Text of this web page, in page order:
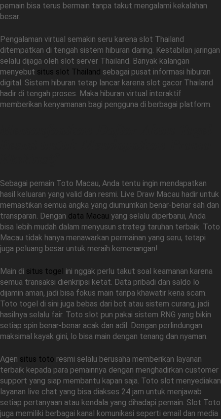
pemain bisa terus bermain tanpa takut mengalami kekalahan
besar.
Pengalaman virtual semakin seru karena slot Thailand
ditempatkan di tengah sistem hiburan daring. Kestabilan jaringan
selalu dijaga oleh slot server Thailand. Banyak kalangan
menyebut situs slot Thailand sebagai pusat informasi hiburan
digital. Sistem hiburan tetap lancar karena slot gacor Thailand
hadir di tengah proses. Maka hiburan virtual interaktif
memberikan kenyamanan bagi pengguna di berbagai platform.
Sebagai pemain Toto Macau, Anda tentu ingin mendapatkan
hasil keluaran yang valid dan resmi. Live Draw Macau hadir untuk
memastikan semua angka yang diumumkan benar-benar sah dan
transparan. Dengan data Macau yang selalu diperbarui, Anda
bisa lebih mudah dalam menyusun strategi taruhan terbaik. Toto
Macau tidak hanya menawarkan permainan yang seru, tetapi
juga peluang besar untuk meraih kemenangan!
Main di situs togel ini nggak perlu takut soal keamanan karena
semua transaksi dienkripsi ketat. Data pribadi dan saldo lo
dijamin aman, jadi bisa fokus main tanpa khawatir kena scam.
Toto togel di sini juga bebas dari bot atau sistem curang, jadi
hasilnya selalu fair. Toto slot pun pakai sistem RNG yang bikin
setiap spin benar-benar acak dan adil. Dengan perlindungan
maksimal kayak gini, lo bisa main dengan tenang dan nyaman.
Agen situs toto resmi selalu berusaha memberikan layanan
terbaik kepada para pemainnya dengan menghadirkan customer
support yang siap membantu kapan saja. Toto slot menyediakan
layanan live chat yang bisa diakses 24 jam untuk menjawab
setiap pertanyaan atau kendala yang dihadapi pemain. Slot Toto
juga memiliki berbagai kanal komunikasi seperti email dan media